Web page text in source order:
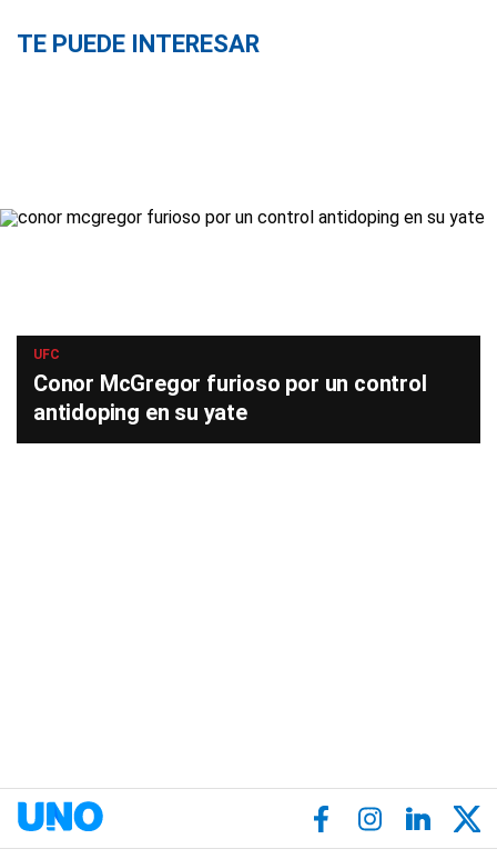
TE PUEDE INTERESAR
UFC
Conor McGregor furioso por un control
antidoping en su yate